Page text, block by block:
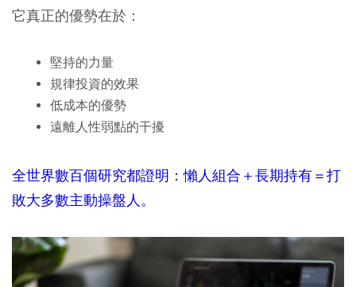
它真正的優勢在於：
堅持的力量
規律投資的效果
低成本的優勢
遠離人性弱點的干擾
全世界數百個研究都證明：懶人組合＋長期持有＝打
敗大多數主動操盤人。